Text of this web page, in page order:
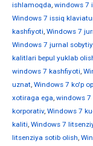
ishlamoqda, windows 7
Windows 7 issiq
kashfiyoti, Windows 7
Windows 7 jurnal
kalitlari bepul yuklab
windows 7 kashfiyoti,
uznat, Windows 7 ko'p
xotiraga ega, windows 7
korporativ, Windows 7
kaliti, Windows 7
litsenziya sotib olish,